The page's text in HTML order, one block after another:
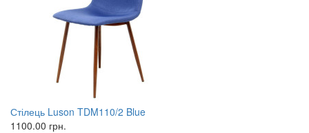
Стілець Luson TDM110/2 Blue
1100.00 грн.